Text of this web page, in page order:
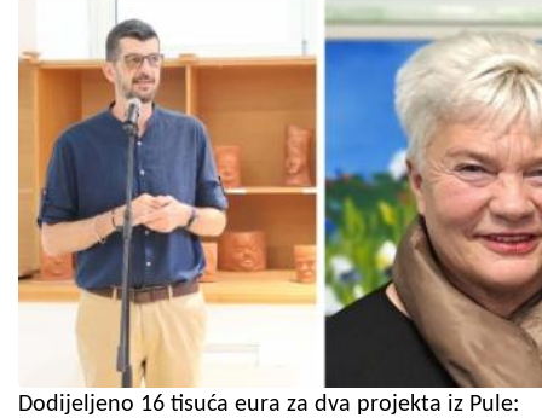
Dodijeljeno 16 tisuća eura za dva projekta iz Pule: